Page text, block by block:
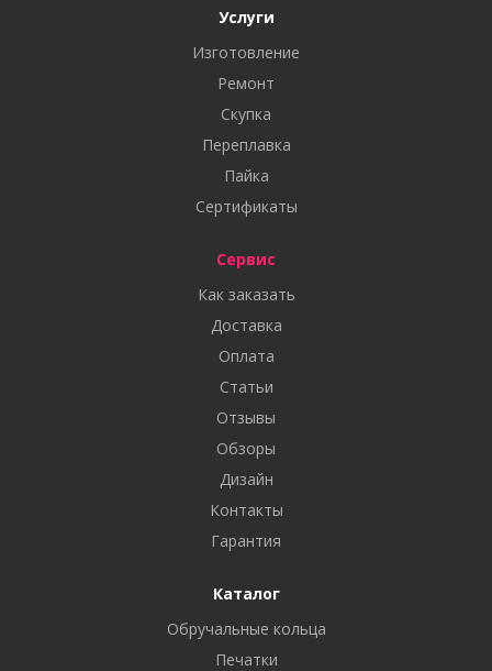
Услуги
Изготовление
Ремонт
Скупка
Переплавка
Пайка
Сертификаты
Сервис
Как заказать
Доставка
Оплата
Статьи
Отзывы
Обзоры
Дизайн
Контакты
Гарантия
Каталог
Обручальные кольца
Печатки